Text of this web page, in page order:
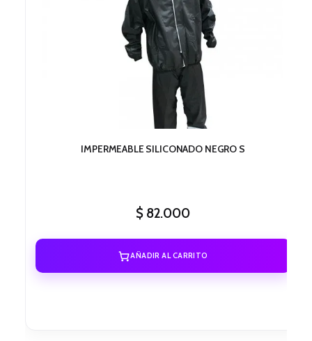
IMPERMEABLE SILICONADO NEGRO S
$ 82.000
AÑADIR AL CARRITO